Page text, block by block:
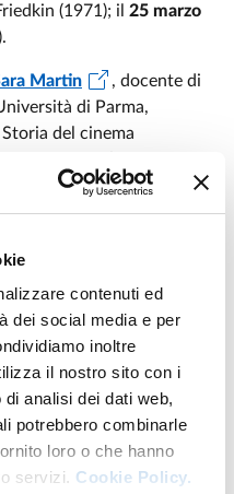
contenuti ed
dei social media e per
inoltre
il nostro sito con i
analisi dei dati web,
potrebbero combinarle
loro o che hanno
servizi. Cookie Policy.
(1971); il 25 marzo
Martin
, docente di
di Parma,
del cinema
di Teorie e tecniche
di Parma.
entra in sala” ha
vedere lì una
dei diversi corsi di
piccolo-grande viaggio
doppia programmazione